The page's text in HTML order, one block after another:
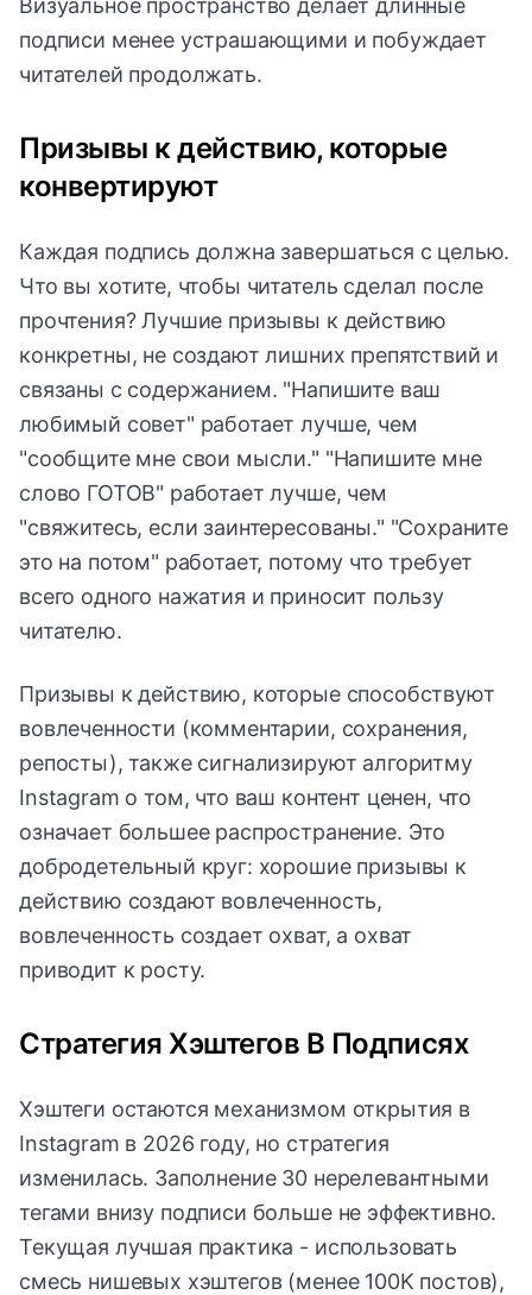
Визуальное пространство делает длинные
подписи менее устрашающими и побуждает
читателей продолжать.
Призывы к действию, которые
конвертируют
Каждая подпись должна завершаться с целью.
Что вы хотите, чтобы читатель сделал после
прочтения? Лучшие призывы к действию
конкретны, не создают лишних препятствий и
связаны с содержанием. "Напишите ваш
любимый совет" работает лучше, чем
"сообщите мне свои мысли." "Напишите мне
слово ГОТОВ" работает лучше, чем
"свяжитесь, если заинтересованы." "Сохраните
это на потом" работает, потому что требует
всего одного нажатия и приносит пользу
читателю.
Призывы к действию, которые способствуют
вовлеченности (комментарии, сохранения,
репосты), также сигнализируют алгоритму
Instagram о том, что ваш контент ценен, что
означает большее распространение. Это
добродетельный круг: хорошие призывы к
действию создают вовлеченность,
вовлеченность создает охват, а охват
приводит к росту.
Стратегия Хэштегов В Подписях
Хэштеги остаются механизмом открытия в
Instagram в 2026 году, но стратегия
изменилась. Заполнение 30 нерелевантными
тегами внизу подписи больше не эффективно.
Текущая лучшая практика - использовать
смесь нишевых хэштегов (менее 100K постов),